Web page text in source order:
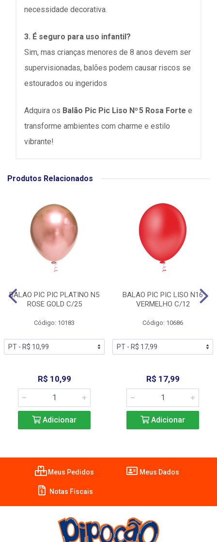
necessidade decorativa.
3. É seguro para uso infantil?
Sim, mas crianças menores de 8 anos devem ser
supervisionadas, balões podem causar riscos se
estourados ou ingeridos
Adquira os Balão Pic Pic Liso Nº 5 Rosa Forte e
transforme ambientes com charme e estilo
vibrante!
Produtos Relacionados
BALAO PIC PIC PLATINO N5
ROSE GOLD C/25
Código: 10183
R$ 10,99
Adicionar
BALAO PIC PIC LISO N16
VERMELHO C/12
Código: 10686
R$ 17,99
Adicionar
Meus Pedidos Meus Dados
Notas Fiscais